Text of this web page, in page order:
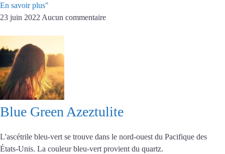
En savoir plus"
23 juin 2022 Aucun commentaire
Blue Green Azeztulite
L'ascétrile bleu-vert se trouve dans le nord-ouest du Pacifique des
États-Unis. La couleur bleu-vert provient du quartz.